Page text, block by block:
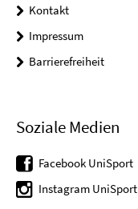
Kontakt
Impressum
Barrierefreiheit
Soziale Medien
Facebook UniSport
Instagram UniSport